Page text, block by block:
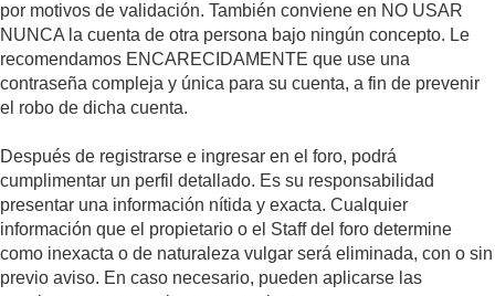
por motivos de validación. También conviene en NO USAR
NUNCA la cuenta de otra persona bajo ningún concepto. Le
recomendamos ENCARECIDAMENTE que use una
contraseña compleja y única para su cuenta, a fin de prevenir
el robo de dicha cuenta.
Después de registrarse e ingresar en el foro, podrá
cumplimentar un perfil detallado. Es su responsabilidad
presentar una información nítida y exacta. Cualquier
información que el propietario o el Staff del foro determine
como inexacta o de naturaleza vulgar será eliminada, con o sin
previo aviso. En caso necesario, pueden aplicarse las